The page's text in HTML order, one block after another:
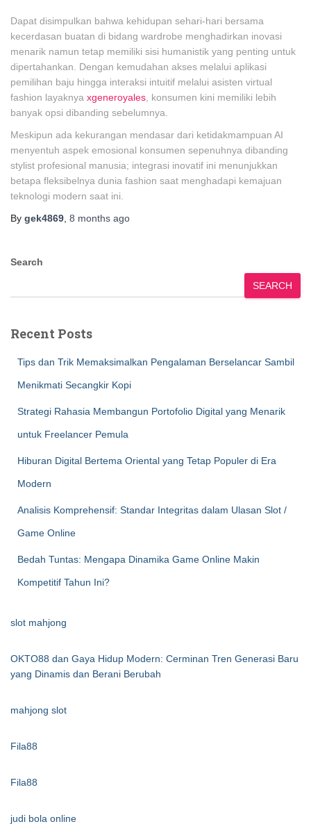
Dapat disimpulkan bahwa kehidupan sehari-hari bersama
kecerdasan buatan di bidang wardrobe menghadirkan inovasi
menarik namun tetap memiliki sisi humanistik yang penting untuk
dipertahankan. Dengan kemudahan akses melalui aplikasi
pemilihan baju hingga interaksi intuitif melalui asisten virtual
fashion layaknya xgeneroyales , konsumen kini memiliki lebih
banyak opsi dibanding sebelumnya.
Meskipun ada kekurangan mendasar dari ketidakmampuan AI
menyentuh aspek emosional konsumen sepenuhnya dibanding
stylist profesional manusia; integrasi inovatif ini menunjukkan
betapa fleksibelnya dunia fashion saat menghadapi kemajuan
teknologi modern saat ini.
By gek4869 8 months ago
Search
SEARCH
Recent Posts
Tips dan Trik Memaksimalkan Pengalaman Berselancar Sambil
Menikmati Secangkir Kopi
Strategi Rahasia Membangun Portofolio Digital yang Menarik
untuk Freelancer Pemula
Hiburan Digital Bertema Oriental yang Tetap Populer di Era
Modern
Analisis Komprehensif: Standar Integritas dalam Ulasan Slot /
Game Online
Bedah Tuntas: Mengapa Dinamika Game Online Makin
Kompetitif Tahun Ini?
slot mahjong
OKTO88 dan Gaya Hidup Modern: Cerminan Tren Generasi Baru
yang Dinamis dan Berani Berubah
mahjong slot
Fila88
Fila88
judi bola online